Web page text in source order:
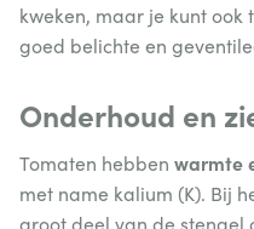
kweken, maar je kunt ook
goed belichte en
Onderhoud en
Tomaten hebben warmte
met name kalium (K). Bij